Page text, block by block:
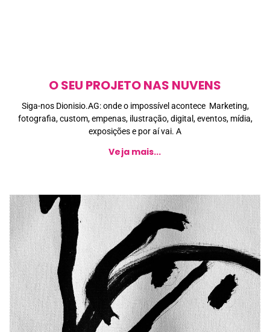
O SEU PROJETO NAS NUVENS
Siga-nos Dionisio.AG: onde o impossível acontece Marketing,
fotografia, custom, empenas, ilustração, digital, eventos, mídia,
exposições e por aí vai. A
Veja mais...